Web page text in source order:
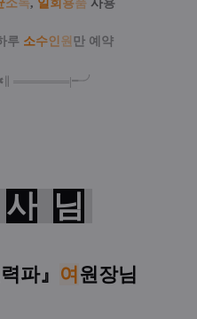
소독, 일 회 용품 사용
루 소수인원 만 예약
═══════|╾╯
사 님
파』 여 원장님